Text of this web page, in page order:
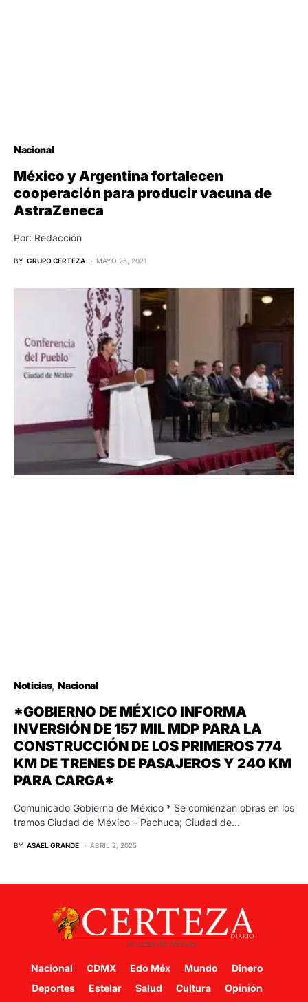
Nacional
México y Argentina fortalecen
cooperación para producir vacuna de
AstraZeneca
Por: Redacción
BY GRUPO CERTEZA MAYO 25, 2021
Noticias Nacional
*GOBIERNO DE MÉXICO INFORMA
INVERSIÓN DE 157 MIL MDP PARA LA
CONSTRUCCIÓN DE LOS PRIMEROS 774
KM DE TRENES DE PASAJEROS Y 240 KM
PARA CARGA*
Comunicado Gobierno de México * Se comienzan obras en los
tramos Ciudad de México – Pachuca; Ciudad de…
BY ASAEL GRANDE ABRIL 2, 2025
Nacional CDMX Edo Méx Mundo
Dinero
Deportes
Estelar Salud Cultura Opinión